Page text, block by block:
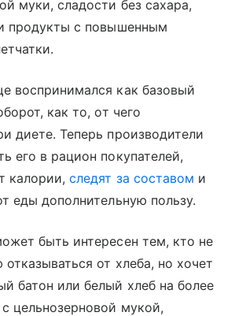
муки, сладости без сахара,
продукты с повышенным
воспринимался как базовый
как то, от чего
диете. Теперь производители
его в рацион покупателей,
калории,следят за составом и
еды дополнительную пользу.
быть интересен тем, кто не
отказываться от хлеба, но хочет
батон или белый хлеб на более
цельнозерновой мукой,